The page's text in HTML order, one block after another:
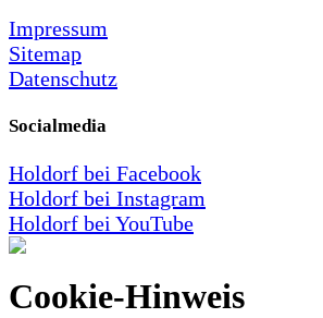
Impressum
Sitemap
Datenschutz
Socialmedia
Holdorf bei Facebook
Holdorf bei Instagram
Holdorf bei YouTube
Cookie-Hinweis